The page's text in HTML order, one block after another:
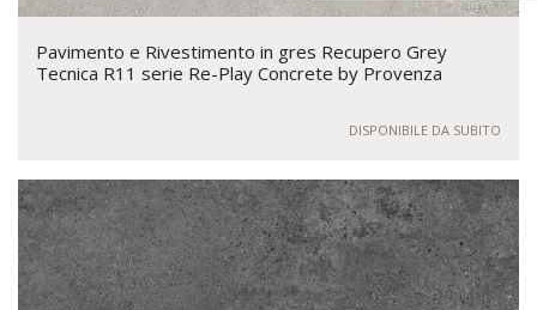
Pavimento e Rivestimento in gres Recupero Grey
Tecnica R11 serie Re-Play Concrete by Provenza
DISPONIBILE DA SUBITO